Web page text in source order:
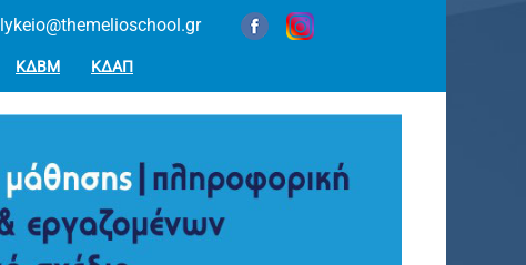
lykeio@themelioschool.gr
ΚΔΒΜ ΚΔΑΠ